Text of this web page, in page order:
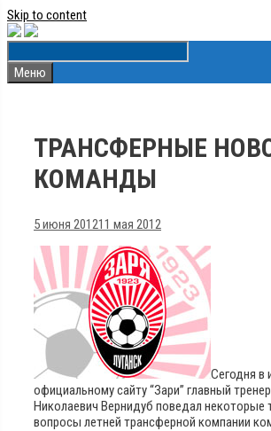
Skip to content
Меню
ТРАНСФЕРНЫЕ
КОМАНДЫ
5 июня 201211 мая 2012
Сегодня в
официальному сайту “Зари” главный
Николаевич Вернидуб поведал некоторые
вопросы летней трансферной компании